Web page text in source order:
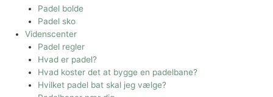
Padel bolde
Padel sko
Videnscenter
Padel regler
Hvad er padel?
Hvad koster det at bygge en padelbane?
Hvilket padel bat skal jeg vælge?